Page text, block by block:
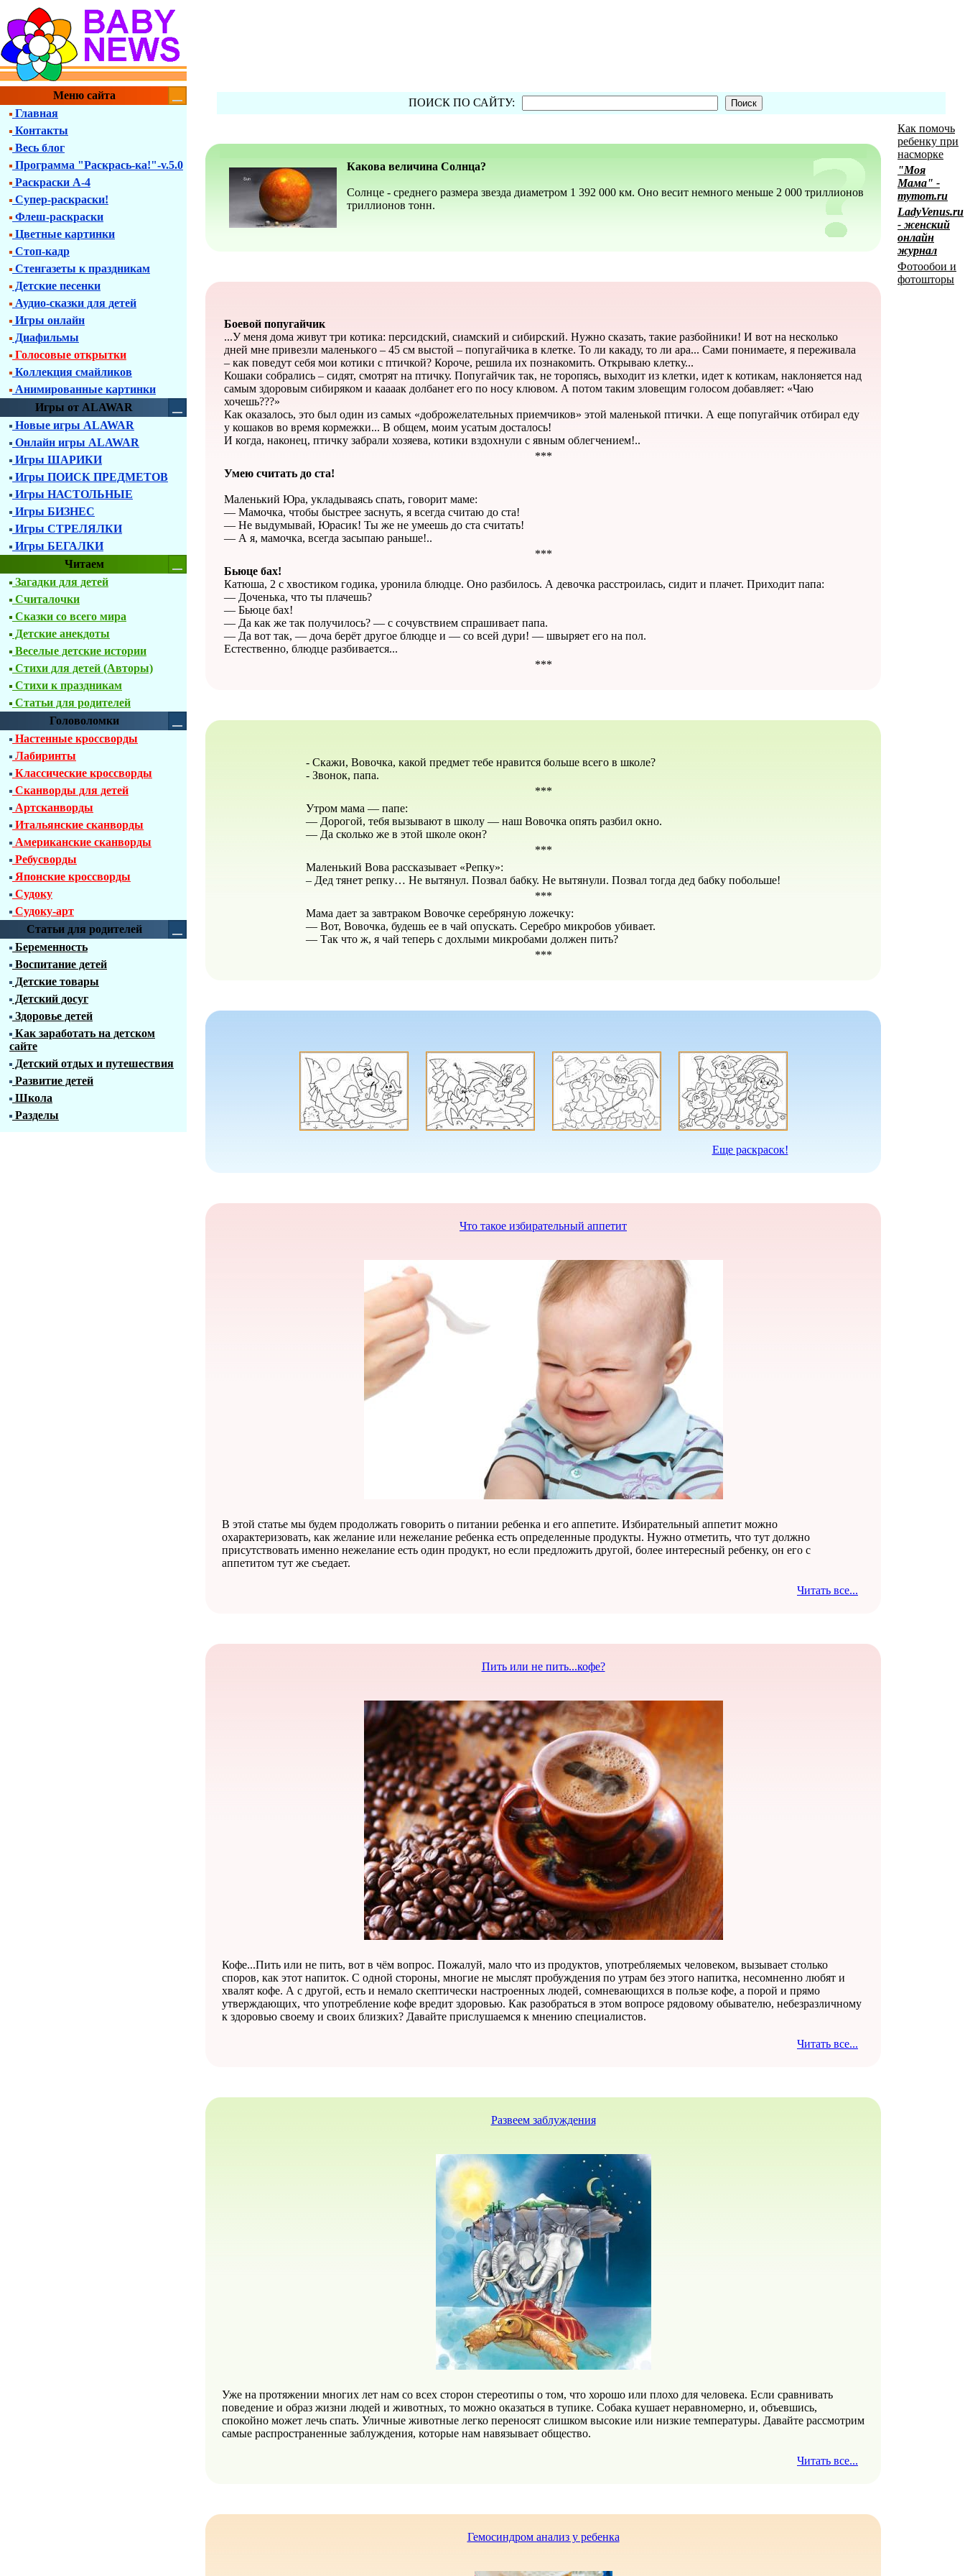
Меню сайта
Главная
Контакты
Весь блог
Программа "Раскрась-ка!"-v.5.0
Раскраски А-4
Супер-раскраски!
Флеш-раскраски
Цветные картинки
Стоп-кадр
Стенгазеты к праздникам
Детские песенки
Аудио-сказки для детей
Игры онлайн
Диафильмы
Голосовые открытки
Коллекция смайликов
Анимированные картинки
Игры от ALAWAR
Новые игры ALAWAR
Онлайн игры ALAWAR
Игры ШАРИКИ
Игры ПОИСК ПРЕДМЕТОВ
Игры НАСТОЛЬНЫЕ
Игры БИЗНЕС
Игры СТРЕЛЯЛКИ
Игры БЕГАЛКИ
Читаем
Загадки для детей
Считалочки
Сказки со всего мира
Детские анекдоты
Веселые детские истории
Стихи для детей (Авторы)
Стихи к праздникам
Статьи для родителей
Головоломки
Настенные кроссворды
Лабиринты
Классические кроссворды
Сканворды для детей
Артсканворды
Итальянские сканворды
Американские сканворды
Ребусворды
Японские кроссворды
Судоку
Судоку-арт
Статьи для родителей
Беременность
Воспитание детей
Детские товары
Детский досуг
Здоровье детей
Как заработать на детском
сайте
Детский отдых и путешествия
Развитие детей
Школа
Разделы
ПОИСК ПО САЙТУ:
Какова величина Солнца?
Солнце - среднего размера звезда диаметром 1 392 000 км. Оно весит немного меньше 2 000 триллионов
триллионов тонн.
Боевой попугайчик
...У меня дома живут три котика: персидский, сиамский и сибирский. Нужно сказать, такие разбойники! И вот на несколько
дней мне привезли маленького – 45 см выстой – попугайчика в клетке. То ли какаду, то ли ара... Сами понимаете, я переживала
– как поведут себя мои котики с птичкой? Короче, решила их познакомить. Открываю клетку...
Кошаки собрались – сидят, смотрят на птичку. Попугайчик так, не торопясь, выходит из клетки, идет к котикам, наклоняется над
самым здоровым сибиряком и каааак долбанет его по носу клювом. А потом таким зловещим голосом добавляет: «Чаю
хочешь???»
Как оказалось, это был один из самых «доброжелательных приемчиков» этой маленькой птички. А еще попугайчик отбирал еду
у кошаков во время кормежки... В общем, моим усатым досталось!
И когда, наконец, птичку забрали хозяева, котики вздохнули с явным облегчением!..
***
Умею считать до ста!
Маленький Юра, укладываясь спать, говорит маме:
— Мамочка, чтобы быстрее заснуть, я всегда считаю до ста!
— Не выдумывай, Юрасик! Ты же не умеешь до ста считать!
— А я, мамочка, всегда засыпаю раньше!..
***
Бьюце бах!
Катюша, 2 с хвостиком годика, уронила блюдце. Оно разбилось. А девочка расстроилась, сидит и плачет. Приходит папа:
— Доченька, что ты плачешь?
— Бьюце бах!
— Да как же так получилось? — с сочувствием спрашивает папа.
— Да вот так, — доча берёт другое блюдце и — со всей дури! — швыряет его на пол.
Естественно, блюдце разбивается...
***
- Скажи, Вовочка, какой предмет тебе нравится больше всего в школе?
- Звонок, папа.
***
Утром мама — папе:
— Дорогой, тебя вызывают в школу — наш Вовочка опять разбил окно.
— Да сколько же в этой школе окон?
***
Маленький Вова рассказывает «Репку»:
– Дед тянет репку… Не вытянул. Позвал бабку. Не вытянули. Позвал тогда дед бабку побольше!
***
Мама дает за завтраком Вовочке серебряную ложечку:
— Вот, Вовочка, будешь ее в чай опускать. Серебро микробов убивает.
— Так что ж, я чай теперь с дохлыми микробами должен пить?
***
Еще раскрасок!
Что такое избирательный аппетит
В этой статье мы будем продолжать говорить о питании ребенка и его аппетите. Избирательный аппетит можно
охарактеризовать, как желание или нежелание ребенка есть определенные продукты. Нужно отметить, что тут должно
присутствовать именно нежелание есть один продукт, но если предложить другой, более интересный ребенку, он его с
аппетитом тут же съедает.
Читать все...
Пить или не пить...кофе?
Кофе...Пить или не пить, вот в чём вопрос. Пожалуй, мало что из продуктов, употребляемых человеком, вызывает столько
споров, как этот напиток. С одной стороны, многие не мыслят пробуждения по утрам без этого напитка, несомненно любят и
хвалят кофе. А с другой, есть и немало скептически настроенных людей, сомневающихся в пользе кофе, а порой и прямо
утверждающих, что употребление кофе вредит здоровью. Как разобраться в этом вопросе рядовому обывателю, небезразличному
к здоровью своему и своих близких? Давайте прислушаемся к мнению специалистов.
Читать все...
Развеем заблуждения
Уже на протяжении многих лет нам со всех сторон стереотипы о том, что хорошо или плохо для человека. Если сравнивать
поведение и образ жизни людей и животных, то можно оказаться в тупике. Собака кушает неравномерно, и, объевшись,
спокойно может лечь спать. Уличные животные легко переносят слишком высокие или низкие температуры. Давайте рассмотрим
самые распространенные заблуждения, которые нам навязывает общество.
Читать все...
Гемосиндром анализ у ребенка
Как помочь
ребенку при
насморке
"Моя
Мама" -
mymom.ru
LadyVenus.ru
- женский
онлайн
журнал
Фотообои и
фотошторы